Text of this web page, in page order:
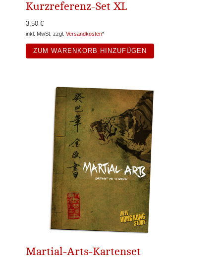
Kurzreferenz-Set XL
3,50 €
inkl. MwSt. zzgl. Versandkosten*
ZUM WARENKORB HINZUFÜGEN
Martial-Arts-Kartenset